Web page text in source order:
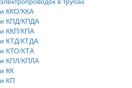
ККО/ККА
КПД/КПДА
ККП/КПА
КТД/КТДА
КТО/КТА
КПЛ/КПЛА
КК
КП